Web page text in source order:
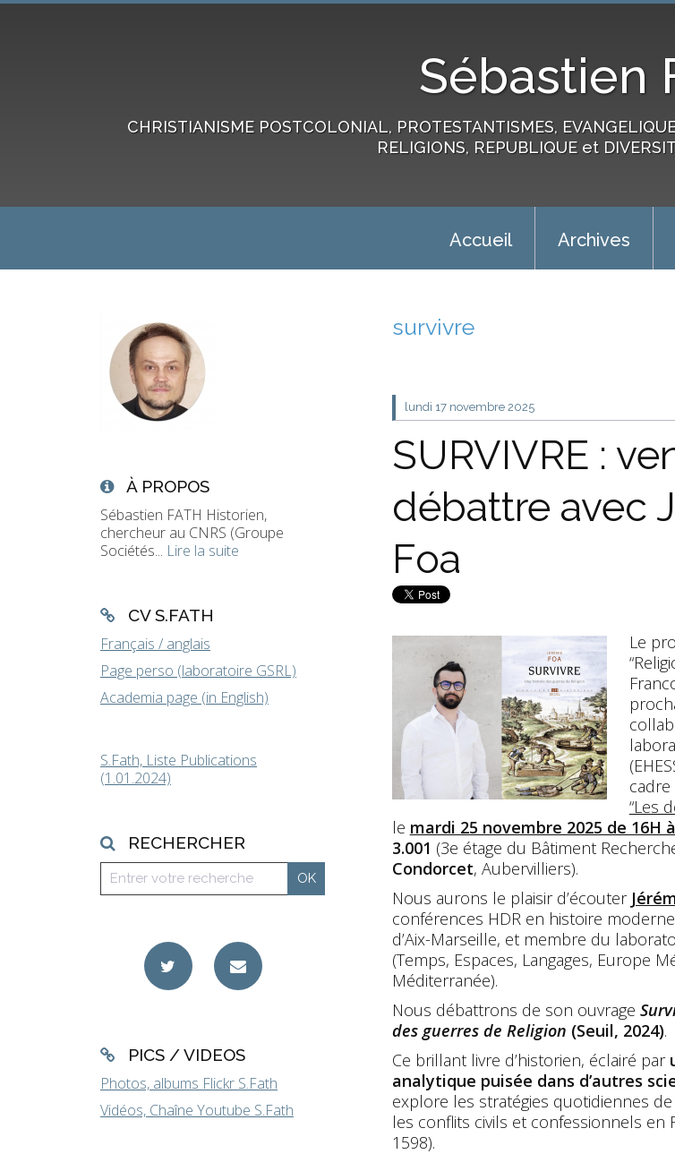
Sébastien
CHRISTIANISME POSTCOLONIAL, PROTESTANTISMES,
RELIGIONS, REPUBLIQUE et
Accueil Archives
À PROPOS
Sébastien FATH Historien,
chercheur au CNRS (Groupe
Sociétés... Lire la suite
CV S.FATH
Français / anglais
Page perso (laboratoire GSRL)
Academia page (in English)
S.Fath, Liste Publications
(1.01.2024)
RECHERCHER
PICS / VIDEOS
Photos, albums Flickr S.Fath
Vidéos, Chaîne Youtube S.Fath
survivre
lundi 17 novembre 2025
SURVIVRE :
débattre avec
Foa
Le
“Les
le mardi 25 novembre 2025 de 16H
3.001 (3e étage du Bâtiment
Condorcet, Aubervilliers).
Nous aurons le plaisir d’écouter
conférences HDR en histoire moderne
d’Aix-Marseille, et membre du
(Temps, Espaces, Langages, Europe
Méditerranée).
Nous débattrons de son ouvrage
des guerres de Religion (Seuil, 2024).
Ce brillant livre d’historien, éclairé par
analytique puisée dans d’autres
explore les stratégies quotidiennes
les conflits civils et confessionnels en
1598).